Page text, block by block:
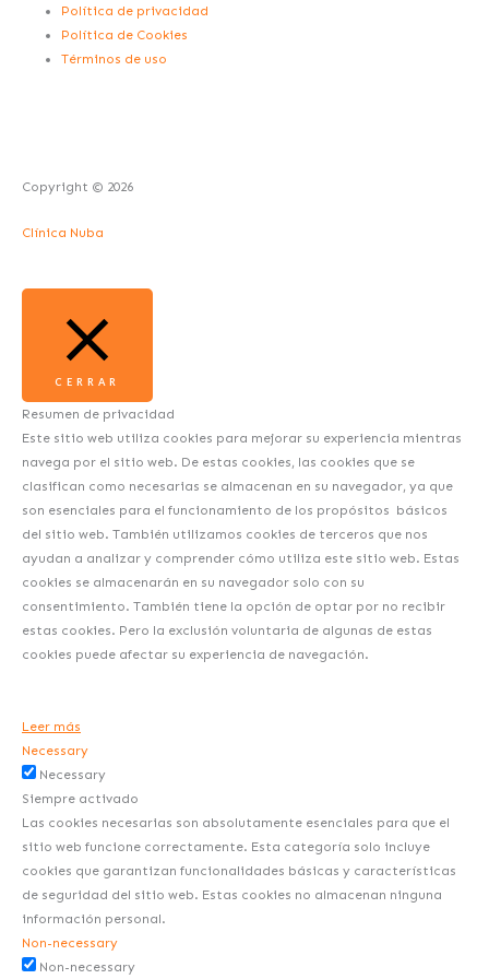
i
f
Política de privacidad
Política de Cookies
Términos de uso
Copyright © 2026
Clínica Nuba
CERRAR
Resumen de privacidad
Este sitio web utiliza cookies para mejorar su experiencia mientras
navega por el sitio web. De estas cookies, las cookies que se
clasifican como necesarias se almacenan en su navegador, ya que
son esenciales para el funcionamiento de los propósitos básicos
del sitio web. También utilizamos cookies de terceros que nos
ayudan a analizar y comprender cómo utiliza este sitio web. Estas
cookies se almacenarán en su navegador solo con su
consentimiento. También tiene la opción de optar por no recibir
estas cookies. Pero la exclusión voluntaria de algunas de estas
cookies puede afectar su experiencia de navegación.
Leer más
Necessary
Necessary
Siempre activado
Las cookies necesarias son absolutamente esenciales para que el
sitio web funcione correctamente. Esta categoría solo incluye
cookies que garantizan funcionalidades básicas y características
de seguridad del sitio web. Estas cookies no almacenan ninguna
información personal.
Non-necessary
Non-necessary